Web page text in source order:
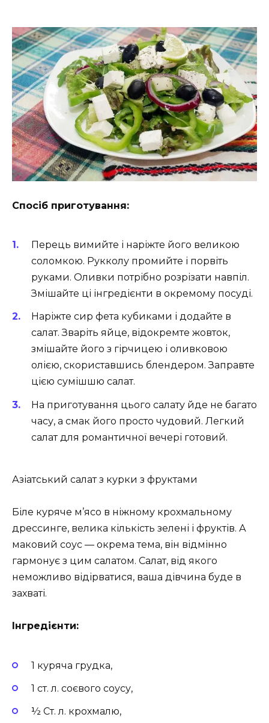
Спосіб приготування:
Перець вимийте і наріжте його великою
соломкою. Рукколу промийте і порвіть
руками. Оливки потрібно розрізати навпіл.
Змішайте ці інгредієнти в окремому посуді.
Наріжте сир фета кубиками і додайте в
салат. Зваріть яйце, відокремте жовток,
змішайте його з гірчицею і оливковою
олією, скориставшись блендером. Заправте
цією сумішшю салат.
На приготування цього салату йде не багато
часу, а смак його просто чудовий. Легкий
салат для романтичної вечері готовий.
Азіатський салат з курки з фруктами
Біле куряче м’ясо в ніжному крохмальному
дрессинге, велика кількість зелені і фруктів. А
маковий соус — окрема тема, він відмінно
гармонує з цим салатом. Салат, від якого
неможливо відірватися, ваша дівчина буде в
захваті.
Інгредієнти:
1 куряча грудка,
1 ст. л. соєвого соусу,
½ Ст. л. крохмалю,